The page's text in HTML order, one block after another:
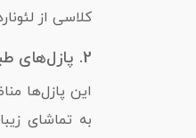
کلاسی از
2. پازل‌های طبیعت:
این پازل‌ها
به تماشای